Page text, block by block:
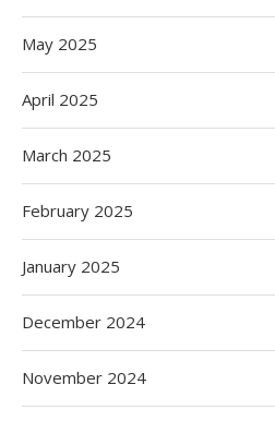
May 2025
April 2025
March 2025
February 2025
January 2025
December 2024
November 2024